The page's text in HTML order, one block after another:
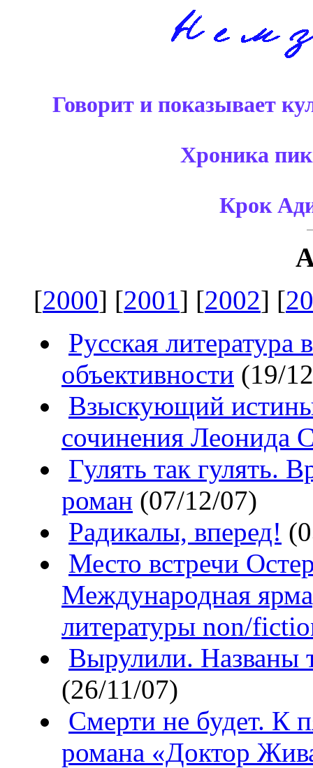
Говорит и показывает
Хроника
Крок
[2000] [2001] [2002] [
Русская
объективности (19/
Взыскующий
сочинения Леонида
Гулять так гулять.
роман (07/12/07)
Радикалы, вперед!
Место встречи
Международная
литературы non/
Вырулили. Названы
(26/11/07)
Смерти не будет. К
романа «Доктор